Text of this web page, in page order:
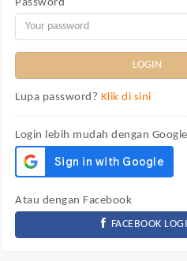
Password
Lupa password? Klik di sini
Login lebih mudah dengan Google
Atau dengan Facebook
FACEBOOK